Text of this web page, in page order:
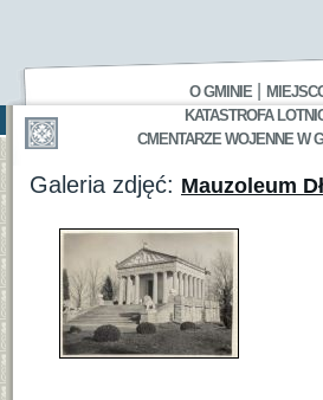
O GMINIE
KATASTROFA
CMENTARZE WOJENNE W
Galeria zdjęć: Mauzoleum